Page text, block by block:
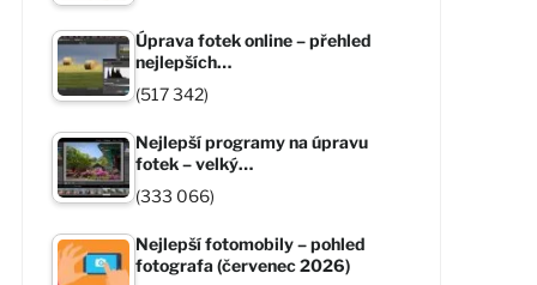
Úprava fotek online – přehled
nejlepších…
(517 342)
Nejlepší programy na úpravu
fotek – velký…
(333 066)
Nejlepší fotomobily – pohled
fotografa (červenec 2026)